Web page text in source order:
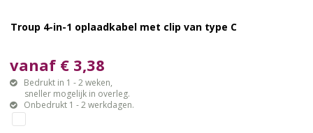
Troup 4-in-1 oplaadkabel met clip van type C
vanaf € 3,38
Bedrukt in 1 - 2 weken,
sneller mogelijk in overleg.
Onbedrukt 1 - 2 werkdagen.